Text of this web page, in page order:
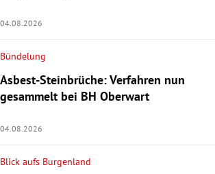
04.08.2026
Bündelung
Asbest-Steinbrüche: Verfahren nun
gesammelt bei BH Oberwart
04.08.2026
Blick aufs Burgenland